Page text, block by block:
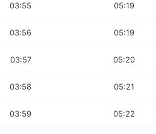
03:55 05:19
03:56 05:19
03:57 05:20
03:58 05:21
03:59 05:22